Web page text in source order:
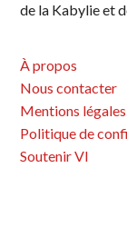
de la Kabylie et
À propos
Nous contacter
Mentions légales
Politique de
Soutenir VI